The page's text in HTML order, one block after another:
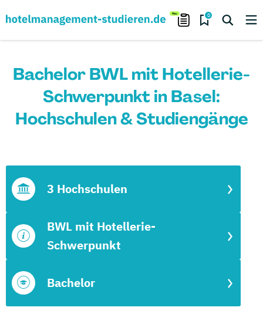
0
Bachelor BWL mit Hotellerie-
Schwerpunkt in Basel:
Hochschulen & Studiengänge
Bachelor
BWL mit Hotellerie-
Schwerpunkt
3 Hochschulen